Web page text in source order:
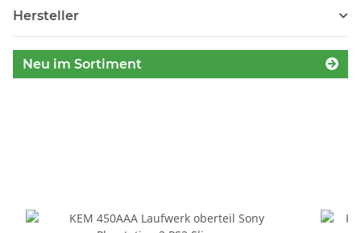
Hersteller
Neu im Sortiment